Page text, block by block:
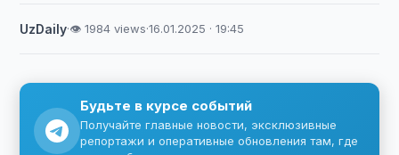
UzDaily·👁 1984 views·16.01.2025 · 19:45
Будьте в курсе событий
Получайте главные новости, эксклюзивные
репортажи и оперативные обновления там, где